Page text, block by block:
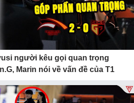
người kêu gọi quan trọng
Marin nói về vấn đề của T1